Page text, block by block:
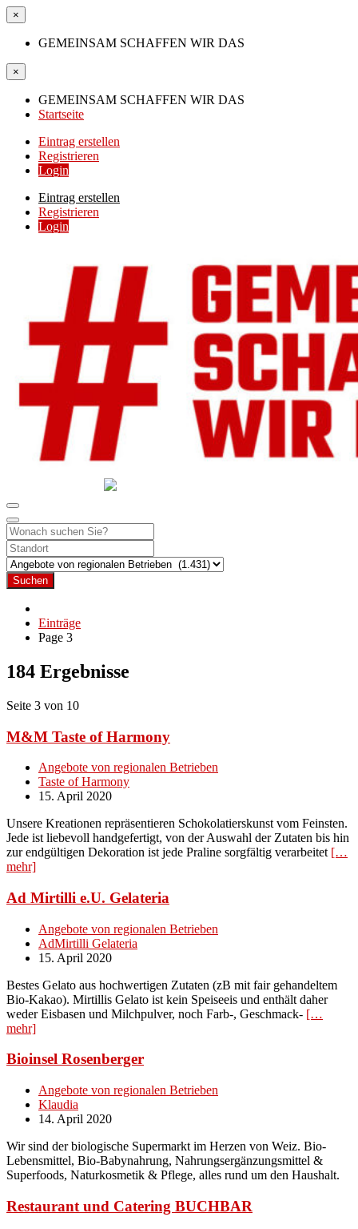
×
GEMEINSAM SCHAFFEN WIR DAS
×
GEMEINSAM SCHAFFEN WIR DAS
Startseite
Eintrag erstellen
Registrieren
Login
Eintrag erstellen
Registrieren
Login
GEMEINSAM SCHAFFEN WIR DAS
Suchen
Einträge
Page 3
184 Ergebnisse
Seite 3 von 10
M&M Taste of Harmony
Angebote von regionalen Betrieben
Taste of Harmony
15. April 2020
Unsere Kreationen repräsentieren Schokolatierskunst vom Feinsten.
Jede ist liebevoll handgefertigt, von der Auswahl der Zutaten bis hin
zur endgültigen Dekoration ist jede Praline sorgfältig verarbeitet […
mehr]
Ad Mirtilli e.U. Gelateria
Angebote von regionalen Betrieben
AdMirtilli Gelateria
15. April 2020
Bestes Gelato aus hochwertigen Zutaten (zB mit fair gehandeltem
Bio-Kakao). Mirtillis Gelato ist kein Speiseeis und enthält daher
weder Eisbasen und Milchpulver, noch Farb-, Geschmack- […
mehr]
Bioinsel Rosenberger
Angebote von regionalen Betrieben
Klaudia
14. April 2020
Wir sind der biologische Supermarkt im Herzen von Weiz. Bio-
Lebensmittel, Bio-Babynahrung, Nahrungsergänzungsmittel &
Superfoods, Naturkosmetik & Pflege, alles rund um den Haushalt.
Restaurant und Catering BUCHBAR